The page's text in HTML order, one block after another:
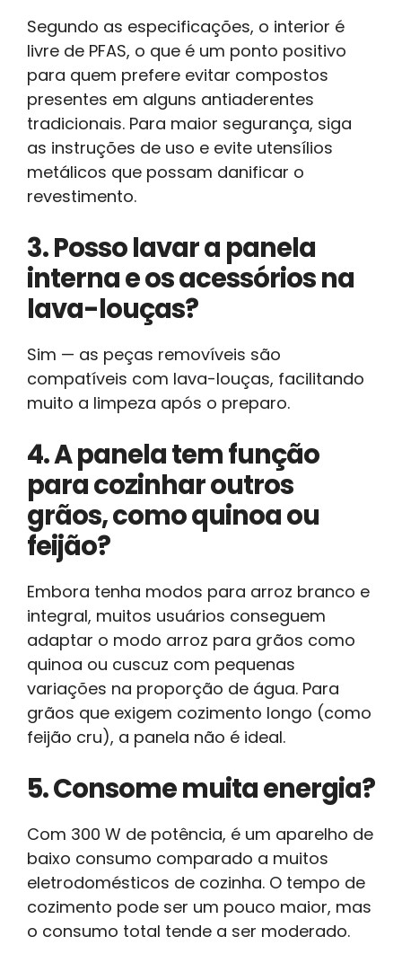
Segundo as especificações, o interior é
livre de PFAS, o que é um ponto positivo
para quem prefere evitar compostos
presentes em alguns antiaderentes
tradicionais. Para maior segurança, siga
as instruções de uso e evite utensílios
metálicos que possam danificar o
revestimento.
3. Posso lavar a panela
interna e os acessórios na
lava-louças?
Sim — as peças removíveis são
compatíveis com lava-louças, facilitando
muito a limpeza após o preparo.
4. A panela tem função
para cozinhar outros
grãos, como quinoa ou
feijão?
Embora tenha modos para arroz branco e
integral, muitos usuários conseguem
adaptar o modo arroz para grãos como
quinoa ou cuscuz com pequenas
variações na proporção de água. Para
grãos que exigem cozimento longo (como
feijão cru), a panela não é ideal.
5. Consome muita energia?
Com 300 W de potência, é um aparelho de
baixo consumo comparado a muitos
eletrodomésticos de cozinha. O tempo de
cozimento pode ser um pouco maior, mas
o consumo total tende a ser moderado.